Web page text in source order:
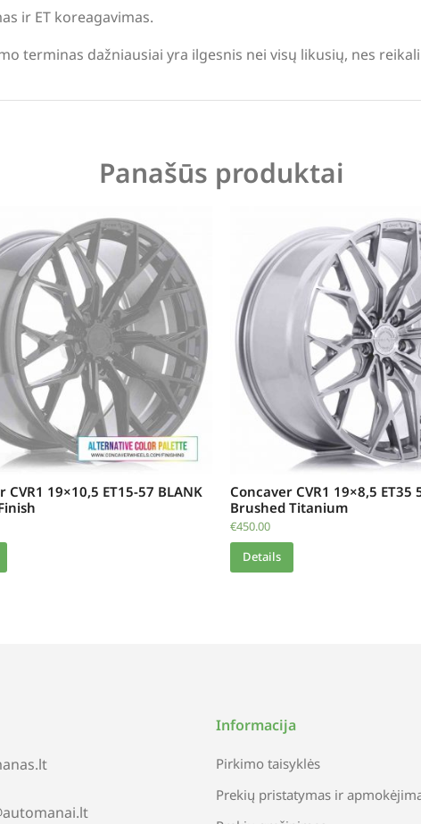
ir ET koreagavimas.
terminas dažniausiai yra ilgesnis nei visų likusių, nes
Panašūs produktai
CVR1 19×10,5 ET15-57 BLANK
Concaver CVR1 19×8,5 ET35
Brushed Titanium
€450.00
Details
Informacija
Pirkimo taisyklės
Prekių pristatymas ir